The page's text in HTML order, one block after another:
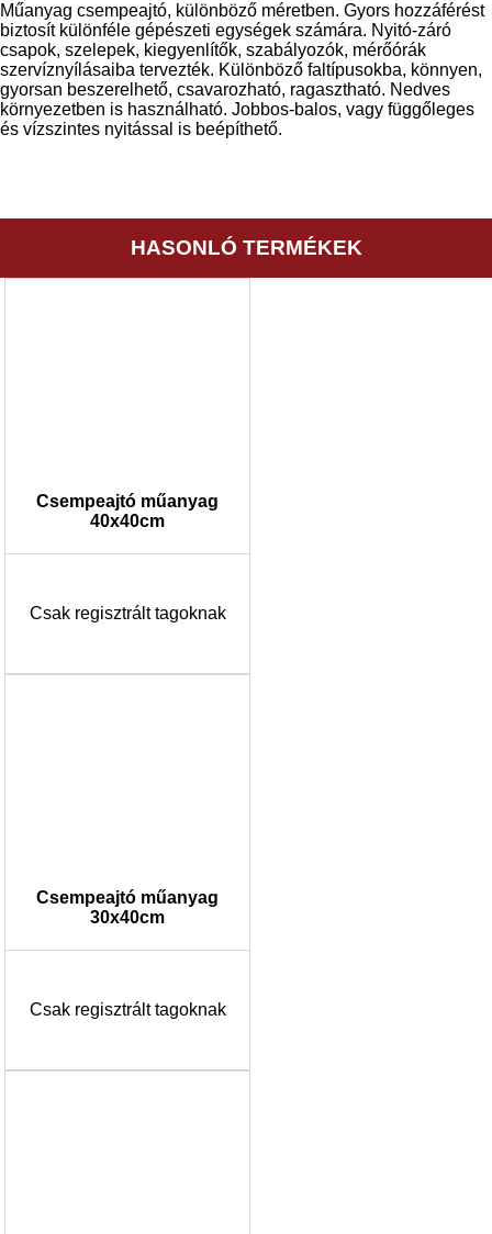
Műanyag csempeajtó, különböző méretben. Gyors hozzáférést
biztosít különféle gépészeti egységek számára. Nyitó-záró
csapok, szelepek, kiegyenlítők, szabályozók, mérőórák
szervíznyílásaiba tervezték. Különböző faltípusokba, könnyen,
gyorsan beszerelhető, csavarozható, ragasztható. Nedves
környezetben is használható. Jobbos-balos, vagy függőleges
és vízszintes nyitással is beépíthető.
HASONLÓ TERMÉKEK
Csempeajtó műanyag
40x40cm
Csak regisztrált tagoknak
Csempeajtó műanyag
30x40cm
Csak regisztrált tagoknak